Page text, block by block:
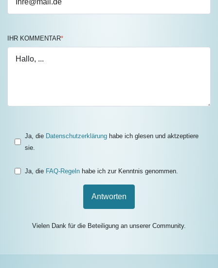
IHR KOMMENTAR*
Ja, die Datenschutzerklärung habe ich glesen und aktzeptiere
sie.
Ja, die FAQ-Regeln habe ich zur Kenntnis genommen.
Antworten
Vielen Dank für die Beteiligung an unserer Community.